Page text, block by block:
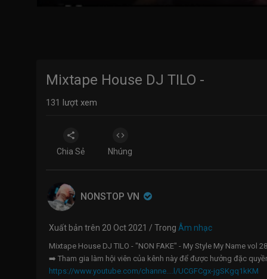
Mixtape House DJ TILO -
131 lượt xem
Chia Sẻ Nhúng
NONSTOP VN
Xuất bản trên 20 Oct 2021 / Trong Âm nhạc
Mixtape House DJ TILO - "NON FAKE" - My Style My Name vol
➡️ Tham gia làm hội viên của kênh này để được hưởng đặc
https://www.youtube.com/channe....l/UCGFCgx-jgSKgq1kKM